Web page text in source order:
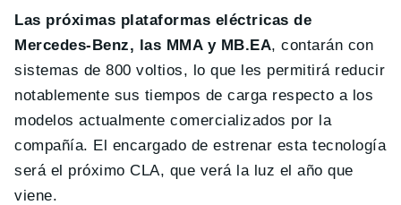
Las próximas plataformas eléctricas de
Mercedes-Benz, las MMA y MB.EA, contarán con
sistemas de 800 voltios, lo que les permitirá reducir
notablemente sus tiempos de carga respecto a los
modelos actualmente comercializados por la
compañía. El encargado de estrenar esta tecnología
será el próximo CLA, que verá la luz el año que
viene.